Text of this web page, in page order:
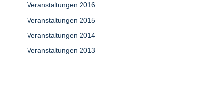
Veranstaltungen 2016
Veranstaltungen 2015
Veranstaltungen 2014
Veranstaltungen 2013